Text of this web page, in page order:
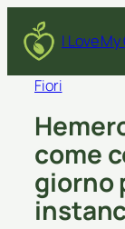
I Love
Fiori
come
giorno